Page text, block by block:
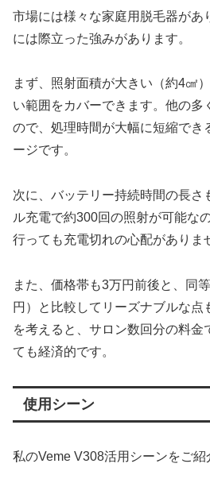
市場には様々な家庭用脱毛器があ
には際立った強みがあります。
まず、照射面積が大きい（約4㎠
い範囲をカバーできます。他の多
ので、処理時間が大幅に短縮でき
ージです。
次に、バッテリー持続時間の長さ
ル充電で約300回の照射が可能な
行っても充電切れの心配がありま
また、価格帯も3万円前後と、同
円）と比較してリーズナブルな点
を考えると、サロン数回分の料金
ても経済的です。
使用シーン
私のVeme V308活用シーンをご紹